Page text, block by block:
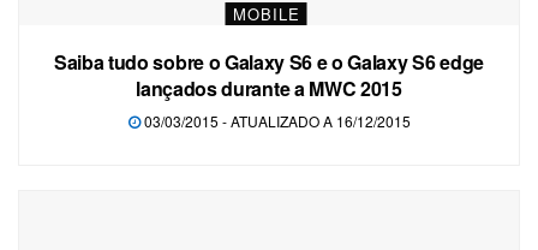
MOBILE
Saiba tudo sobre o Galaxy S6 e o Galaxy S6 edge
lançados durante a MWC 2015
03/03/2015 - ATUALIZADO A 16/12/2015